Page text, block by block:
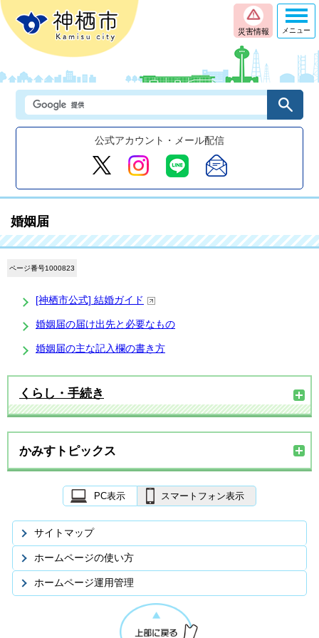
災害情報
公式アカウント・メール配信
メニュー
婚姻届
ページ番号1000823
[神栖市公式] 結婚ガイド
婚姻届の届け出先と必要なもの
婚姻届の主な記入欄の書き方
くらし・手続き
かみすトピックス
PC表示 スマートフォン表示
サイトマップ
ホームページの使い方
ホームページ運用管理